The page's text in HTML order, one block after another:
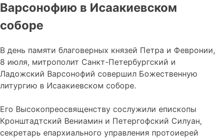
Варсонофию в Исаакиевском
соборе
В день памяти благоверных князей Петра и Февронии,
8 июля, митрополит Санкт-Петербургский и
Ладожский Варсонофий совершил Божественную
литургию в Исаакиевском соборе.
Его Высокопреосвященству сослужили епископы
Кронштадтский Вениамин и Петергофский Силуан,
секретарь епархиального управления протоиерей